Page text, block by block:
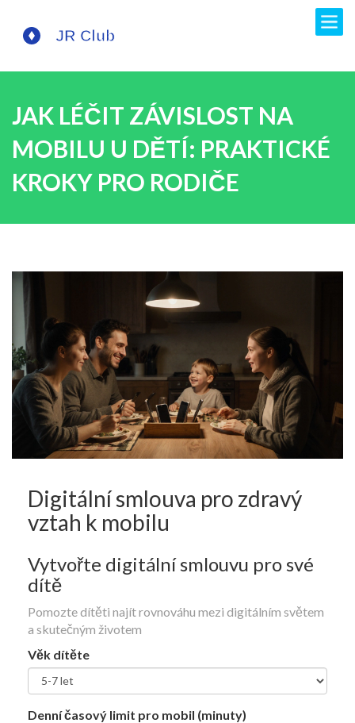
JAK LÉČIT ZÁVISLOST NA
MOBILU U DĚTÍ: PRAKTICKÉ
KROKY PRO RODIČE
Digitální smlouva pro zdravý
vztah k mobilu
Vytvořte digitální smlouvu pro své
dítě
Pomozte dítěti najít rovnováhu mezi digitálním světem
a skutečným životem
Věk dítěte
Denní časový limit pro mobil (minuty)